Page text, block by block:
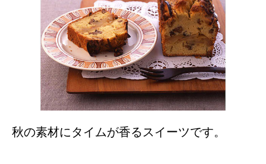
秋の素材にタイムが香るスイーツです。